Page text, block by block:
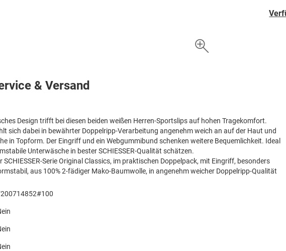
Design trifft bei diesen beiden weißen Herren-Sportslips auf hohen Tragekomfort.
sich dabei in bewährter Doppelripp-Verarbeitung angenehm weich an auf der Haut und
in Topform. Der Eingriff und ein Webgummibund schenken weitere Bequemlichkeit. Ideal
Unterwäsche in bester SCHIESSER-Qualität schätzen.
Serie Original Classics, im praktischen Doppelpack, mit Eingriff, besonders
aus 100% 2-fädiger Mako-Baumwolle, in angenehm weicher Doppelripp-Qualität
& Versand